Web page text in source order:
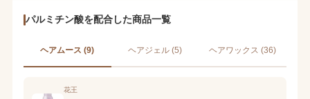
パルミチン酸を配合した商品一覧
ヘアムース (9) ヘアジェル (5) ヘアワックス (36)
花王